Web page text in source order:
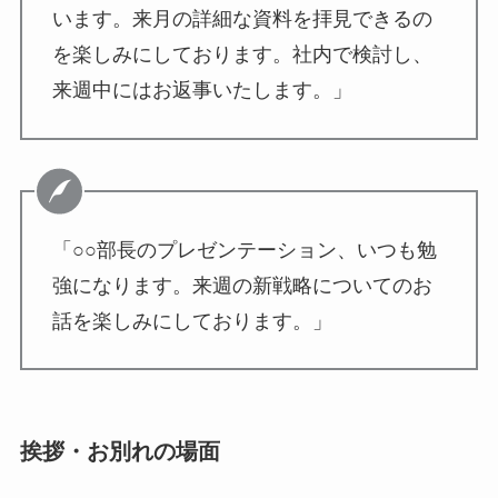
います。来月の詳細な資料を拝見できるの
を楽しみにしております。社内で検討し、
来週中にはお返事いたします。」
「○○部長のプレゼンテーション、いつも勉
強になります。来週の新戦略についてのお
話を楽しみにしております。」
挨拶・お別れの場面